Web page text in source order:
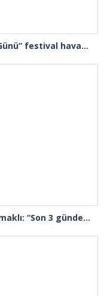
Gaziosmanpaşa’da “Dünya Karpuz Günü” festival havasında kutlandı
Tarım ve Orman Bakanı İbrahim Yumaklı: “Son 3 günde 260 yangına müdahale ettik, 258’i kontrol altına aldık”